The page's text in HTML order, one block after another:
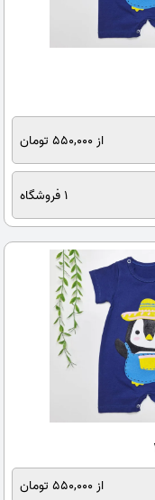
از 550,000 تومان
1 فروشگاه
از 550,000 تومان